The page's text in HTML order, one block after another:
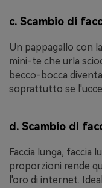
c. Scambio di
Un pappagallo con
mini-te che urla
becco-bocca
soprattutto se
d. Scambio di
Faccia lunga, faccia
proporzioni rende
l'oro di internet.